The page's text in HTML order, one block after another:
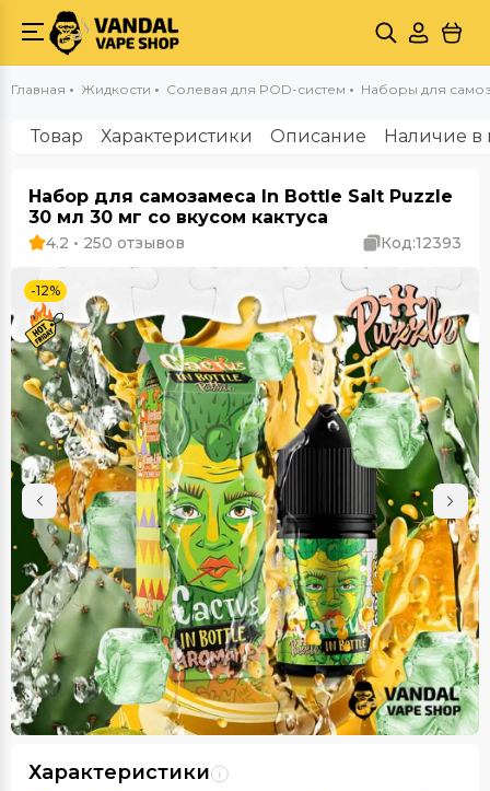
Главная Жидкости Солевая для POD-систем Наборы для
Товар Характеристики Описание Наличие в
Набор для самозамеса In Bottle Salt Puzzle
30 мл 30 мг со вкусом кактуса
4.2 • 250 отзывов Код:12393
-12%
Характеристики